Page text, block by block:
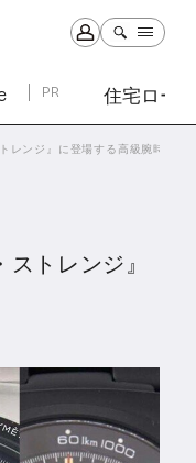
PR 住宅ロー
券
レンジ』に登場する高級腕時計は?
トレンジ』